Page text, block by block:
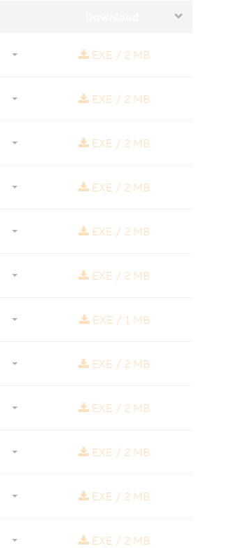
EXE / 2 MB
EXE / 2 MB
EXE / 2 MB
EXE / 2 MB
EXE / 2 MB
EXE / 2 MB
EXE / 1 MB
EXE / 2 MB
EXE / 2 MB
EXE / 2 MB
EXE / 2 MB
EXE / 2 MB